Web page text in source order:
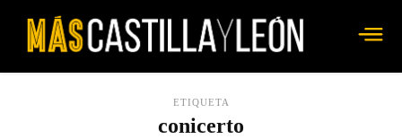
ETIQUETA
conicerto